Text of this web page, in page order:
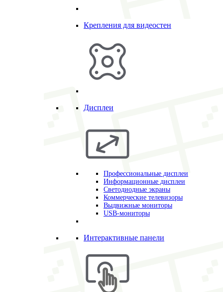
Крепления для видеостен
Дисплеи
Профессиональные дисплеи
Информационные дисплеи
Светодиодные экраны
Коммерческие телевизоры
Выдвижные мониторы
USB-мониторы
Интерактивные панели